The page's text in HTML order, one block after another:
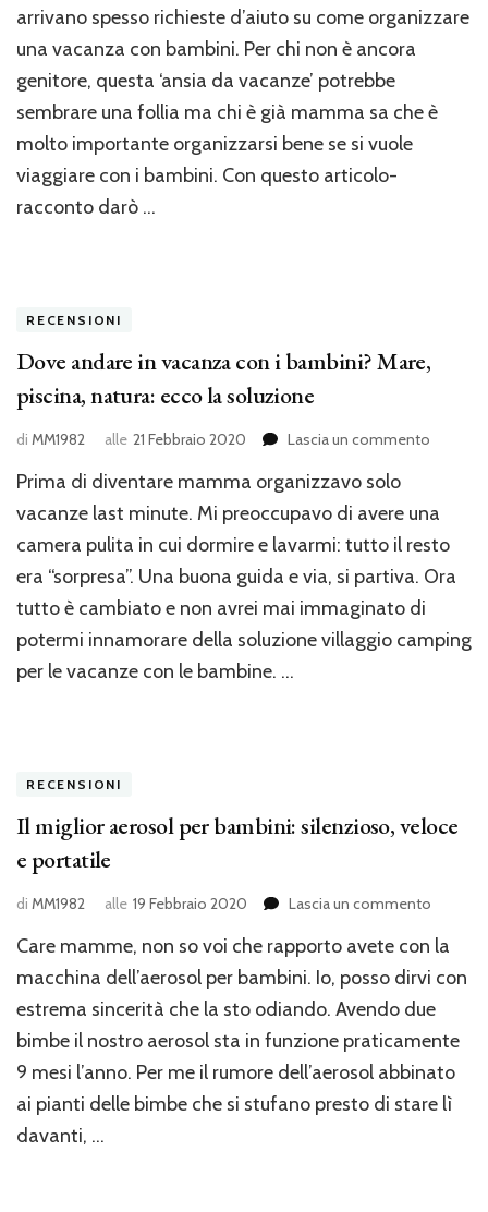
Italia
California
Montalto
di
arrivano spesso richieste d’aiuto su come organizzare
una vacanza con bambini. Per chi non è ancora
genitore, questa ‘ansia da vacanze’ potrebbe
sembrare una follia ma chi è già mamma sa che è
molto importante organizzarsi bene se si vuole
viaggiare con i bambini. Con questo articolo-
racconto darò …
RECENSIONI
Dove andare in vacanza con i bambini? Mare,
piscina, natura: ecco la soluzione
di MM1982 alle 21 Febbraio 2020 Lascia un commento
in
con
i
piscina,
Prima di diventare mamma organizzavo solo
vacanze last minute. Mi preoccupavo di avere una
camera pulita in cui dormire e lavarmi: tutto il resto
era “sorpresa”. Una buona guida e via, si partiva. Ora
tutto è cambiato e non avrei mai immaginato di
potermi innamorare della soluzione villaggio camping
per le vacanze con le bambine. …
RECENSIONI
Il miglior aerosol per bambini: silenzioso, veloce
e portatile
di MM1982 alle 19 Febbraio 2020 Lascia un commento
miglior
aerosol
bambini:
veloce
e
portatile
Care mamme, non so voi che rapporto avete con la
macchina dell’aerosol per bambini. Io, posso dirvi con
estrema sincerità che la sto odiando. Avendo due
bimbe il nostro aerosol sta in funzione praticamente
9 mesi l’anno. Per me il rumore dell’aerosol abbinato
ai pianti delle bimbe che si stufano presto di stare lì
davanti, …